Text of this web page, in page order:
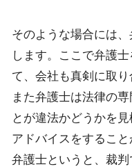
そのような場合には
します。ここで弁護
て、会社も真剣に取り
また弁護士は法律の
とが違法かどうかを
アドバイスをすること
弁護士というと、裁